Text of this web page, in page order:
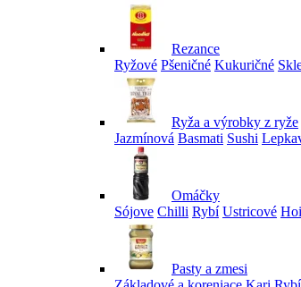
Rezance
Ryžové Pšeničné Kukuričné
Ryža a výrobky z ryže
Jazmínová Basmati Sushi
Omáčky
Sójove Chilli Rybí Ustricové
Pasty a zmesi